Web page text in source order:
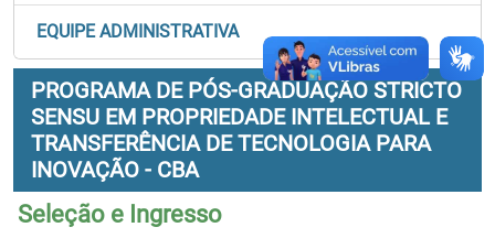
EQUIPE ADMINISTRATIVA
PROGRAMA DE PÓS-GRADUAÇÃO STRICTO
SENSU EM PROPRIEDADE INTELECTUAL E
TRANSFERÊNCIA DE TECNOLOGIA PARA
INOVAÇÃO - CBA
Seleção e Ingresso